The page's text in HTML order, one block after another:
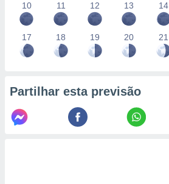
10 11 12 13 14
17 18 19 20 21
Partilhar esta previsão